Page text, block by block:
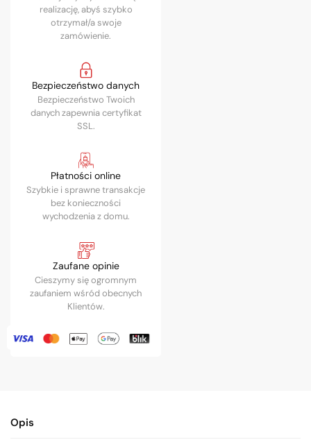
realizację, abyś szybko
otrzymał/a swoje
zamówienie.
Bezpieczeństwo danych
Bezpieczeństwo Twoich
danych zapewnia certyfikat
SSL.
Płatności online
Szybkie i sprawne transakcje
bez konieczności
wychodzenia z domu.
Zaufane opinie
Cieszymy się ogromnym
zaufaniem wśród obecnych
Klientów.
Opis